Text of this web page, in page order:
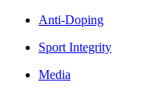
Anti-Doping
Sport Integrity
Media